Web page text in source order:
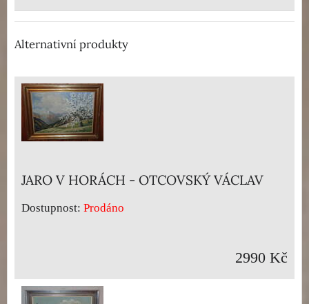
Alternativní produkty
JARO V HORÁCH - OTCOVSKÝ VÁCLAV
Dostupnost: Prodáno
2990 Kč